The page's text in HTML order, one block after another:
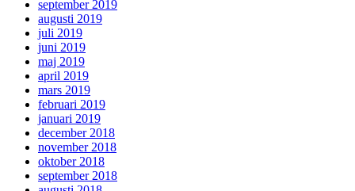
september 2019
augusti 2019
juli 2019
juni 2019
maj 2019
april 2019
mars 2019
februari 2019
januari 2019
december 2018
november 2018
oktober 2018
september 2018